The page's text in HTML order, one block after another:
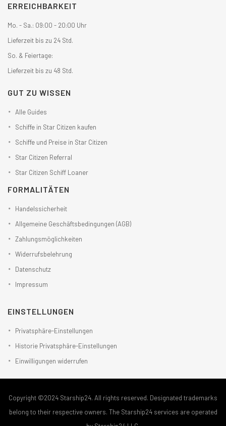
ERREICHBARKEIT
Mo. - Sa.: 09:00 - 20:00 Uhr
Lieferzeit bis zu 24 Std.
So. & Feiertage:
Lieferzeit bis zu 48 Std.
GUT ZU WISSEN
Alle Guides
Schiffe in Star Citizen kaufen
Schiffe und Preise in Star Citizen
Star Citizen Referral
Star Citizen Schiff Loaner
FORMALITÄTEN
Handelssicherheit
Allgemeine Geschäftsbedingungen (AGB)
Zahlungsmöglichkeiten
Widerrufsbelehrung
Datenschutz
Impressum
EINSTELLUNGEN
Privatsphäre-Einstellungen
Historie Privatsphäre-Einstellungen
Einwilligungen widerrufen
Copyright ©2024 Starship24. All rights reserved. Designated trademarks
belong to their respective owners. The Starship24 services are operated